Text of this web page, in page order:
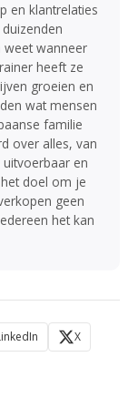
en klantrelaties
weet wanneer
heeft ze
groeien en
wat mensen
familie
over alles, van
en
doel om je
geen
het kan
X